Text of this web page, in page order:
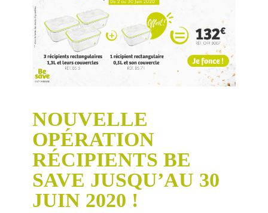
NOUVELLE
OPÉRATION
RÉCIPIENTS BE
SAVE JUSQU’AU 30
JUIN 2020 !